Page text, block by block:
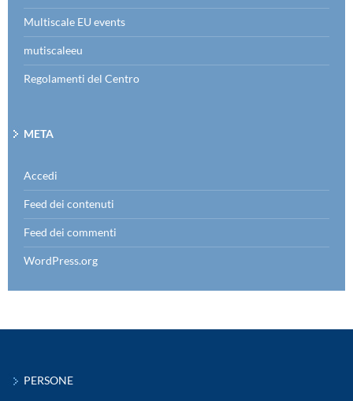
Multiscale EU events
mutiscaleeu
Regolamenti del Centro
META
Accedi
Feed dei contenuti
Feed dei commenti
WordPress.org
PERSONE